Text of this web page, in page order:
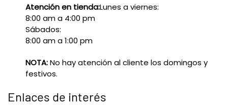
Atención en tienda:Lunes a viernes:
8:00 am a 4:00 pm
Sábados:
8:00 am a 1:00 pm
NOTA:No hay atención al cliente los domingos y
festivos.
Enlaces de interés